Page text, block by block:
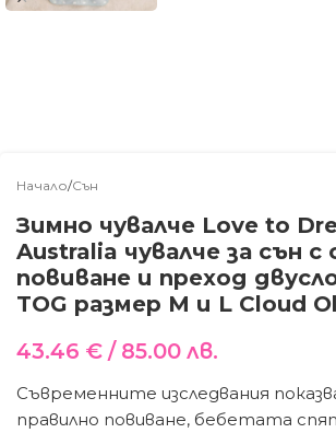
Начало/Сън
Зимно чувалче Love to
Australia чувалче за сън с
повиване и преход
TOG размер М и L Cloud
43.46 € / 85.00 лв.
Съвременните изследвания
правилно повиване, бебетата